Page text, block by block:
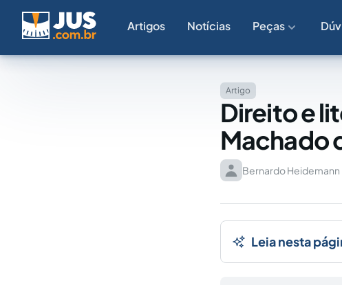
Artigos Notícias Peças
Artigo
Direito e
Machado
Bernardo Heidemann
Leia nesta